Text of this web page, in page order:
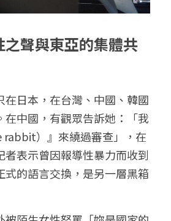
之聲與東亞的集體共
在日本，在台灣、中國、韓國
在中國，有觀眾告訴她：「我
rabbit）』來繞過審查」，在
者表示曾因報導性暴力而收到
式的語言交換，是另一層黑箱